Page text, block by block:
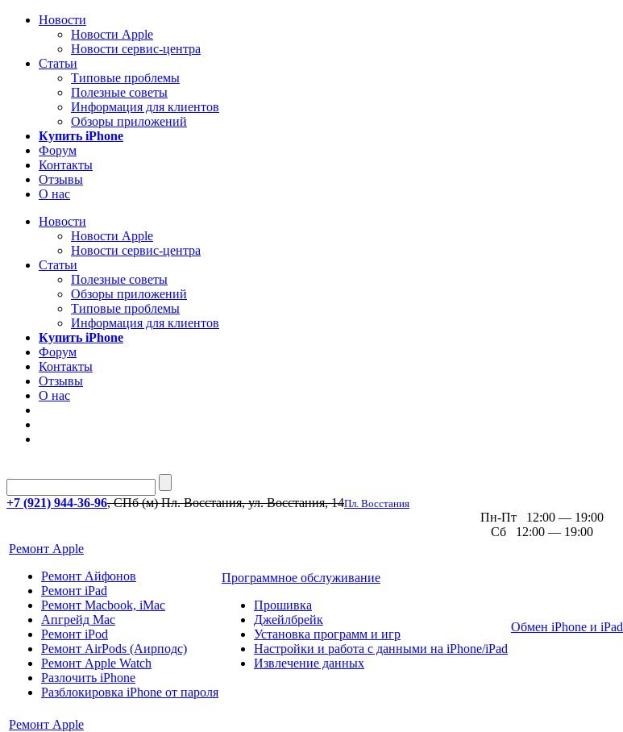
Новости
Новости Apple
Новости сервис-центра
Статьи
Типовые проблемы
Полезные советы
Информация для клиентов
Обзоры приложений
Купить iPhone
Форум
Контакты
Отзывы
О нас
Новости
Новости Apple
Новости сервис-центра
Статьи
Полезные советы
Обзоры приложений
Типовые проблемы
Информация для клиентов
Купить iPhone
Форум
Контакты
Отзывы
О нас
+7 (921) 944-36-96, СПб (м) Пл. Восстания, ул. Восстания, 14Пл. Восстания
Пн-Пт 12:00 — 19:00
Сб 12:00 — 19:00
Ремонт Apple
Ремонт Айфонов
Ремонт iPad
Ремонт Macbook, iMac
Апгрейд Mac
Ремонт iPod
Ремонт AirPods (Аирподс)
Ремонт Apple Watch
Разлочить iPhone
Разблокировка iPhone от пароля
Программное обслуживание
Прошивка
Джейлбрейк
Установка программ и игр
Настройки и работа с данными на iPhone/iPad
Извлечение данных
Обмен iPhone и iPad
Ремонт Apple